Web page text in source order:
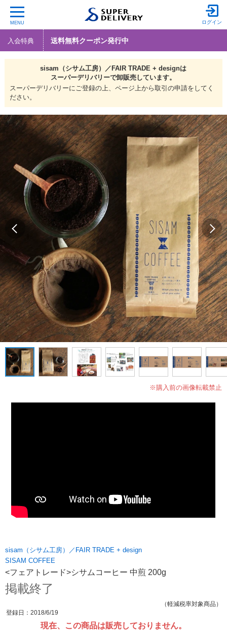
MENU ログイン
入会特典 送料無料クーポン発行中
sisam（シサム工房）／FAIR TRADE + designは
スーパーデリバリーで卸販売しています。
スーパーデリバリーにご登録の上、ページ上から取引の申請をしてく
ださい。
※購入前の画像転載禁止
sisam（シサム工房）／FAIR TRADE + design
SISAM COFFEE
<フェアトレード>シサムコーヒー 中煎 200g
掲載終了
（軽減税率対象商品）
登録日：2018/6/19
現在、この商品は販売しておりません。